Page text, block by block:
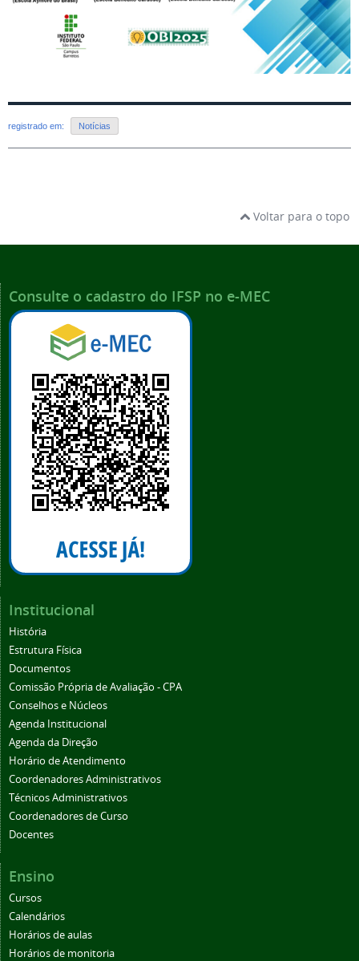
registrado em: Notícias
Voltar para o topo
Consulte o cadastro do IFSP no e-MEC
Institucional
História
Estrutura Física
Documentos
Comissão Própria de Avaliação - CPA
Conselhos e Núcleos
Agenda Institucional
Agenda da Direção
Horário de Atendimento
Coordenadores Administrativos
Técnicos Administrativos
Coordenadores de Curso
Docentes
Ensino
Cursos
Calendários
Horários de aulas
Horários de monitoria